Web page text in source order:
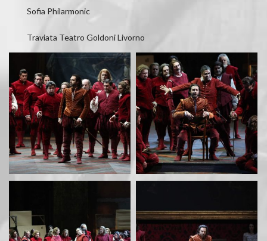
Sofia Philarmonic
Traviata Teatro Goldoni Livorno